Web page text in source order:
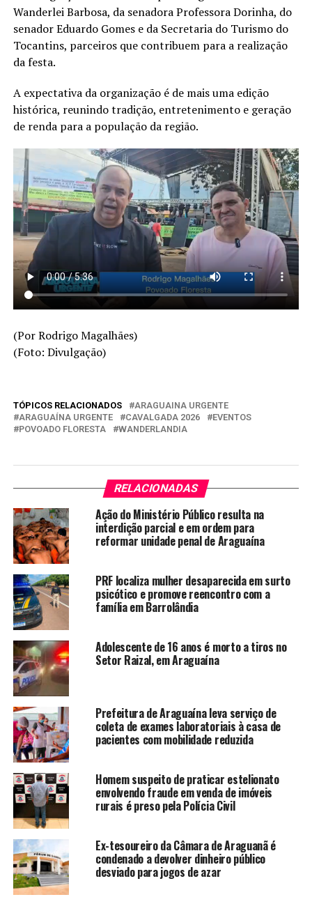
Wanderlei Barbosa, da senadora Professora Dorinha, do
senador Eduardo Gomes e da Secretaria do Turismo do
Tocantins, parceiros que contribuem para a realização
da festa.
A expectativa da organização é de mais uma edição
histórica, reunindo tradição, entretenimento e geração
de renda para a população da região.
(Por Rodrigo Magalhães)
(Foto: Divulgação)
TÓPICOS RELACIONADOS
ARAGUAINA URGENTE
ARAGUAÍNA URGENTE
CAVALGADA 2026
EVENTOS
POVOADO FLORESTA
WANDERLANDIA
RELACIONADAS
Ação do Ministério Público resulta na
interdição parcial e em ordem para
reformar unidade penal de Araguaína
PRF localiza mulher desaparecida em surto
psicótico e promove reencontro com a
família em Barrolândia
Adolescente de 16 anos é morto a tiros no
Setor Raizal, em Araguaína
Prefeitura de Araguaína leva serviço de
coleta de exames laboratoriais à casa de
pacientes com mobilidade reduzida
Homem suspeito de praticar estelionato
envolvendo fraude em venda de imóveis
rurais é preso pela Polícia Civil
Ex-tesoureiro da Câmara de Araguanã é
condenado a devolver dinheiro público
desviado para jogos de azar